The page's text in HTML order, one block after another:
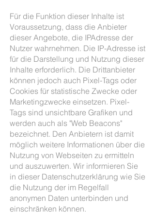
Für die Funktion dieser Inhalte ist
Voraussetzung, dass die Anbieter
dieser Angebote, die IPAdresse der
Nutzer wahrnehmen. Die IP-Adresse ist
für die Darstellung und Nutzung dieser
Inhalte erforderlich. Die Drittanbieter
können jedoch auch Pixel-Tags oder
Cookies für statistische Zwecke oder
Marketingzwecke einsetzen. Pixel-
Tags sind unsichtbare Grafiken und
werden auch als "Web Beacons"
bezeichnet. Den Anbietern ist damit
möglich weitere Informationen über die
Nutzung von Webseiten zu ermitteln
und auszuwerten. Wir informieren Sie
in dieser Datenschutzerklärung wie Sie
die Nutzung der im Regelfall
anonymen Daten unterbinden und
einschränken können.